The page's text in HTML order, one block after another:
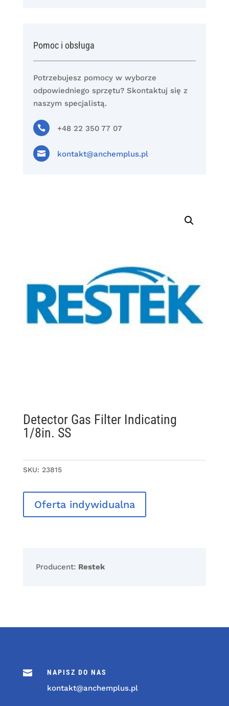
Pomoc i obsługa
Potrzebujesz pomocy w wyborze
odpowiedniego sprzętu? Skontaktuj się z
naszym specjalistą.
 +48 22 350 77 07
 kontakt@anchemplus.pl
Detector Gas Filter Indicating
1/8in. SS
SKU: 23815
Oferta indywidualna
Producent: Restek
 NAPISZ DO NAS
kontakt@anchemplus.pl